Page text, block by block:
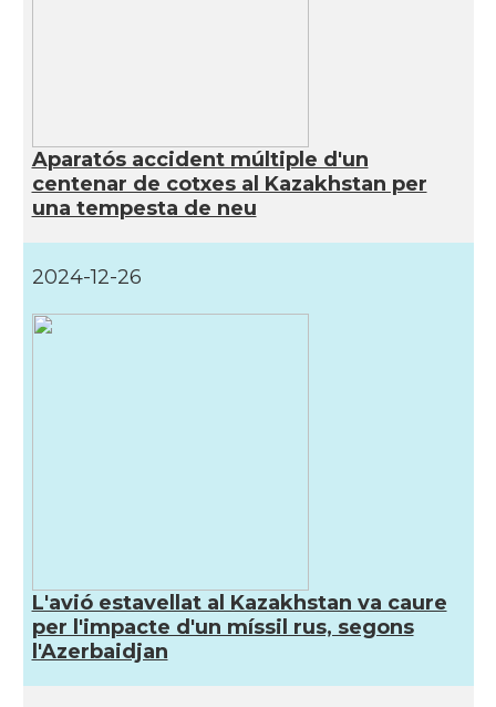
Aparatós accident múltiple d'un
centenar de cotxes al Kazakhstan per
una tempesta de neu
2024-12-26
L'avió estavellat al Kazakhstan va caure
per l'impacte d'un míssil rus, segons
l'Azerbaidjan